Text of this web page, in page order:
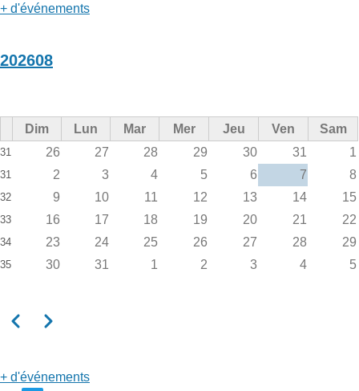
+ d'événements
202608
Dim Lun Mar Mer Jeu Ven Sam
31 26 27 28 29 30 31 1
31 2 3 4 5 6 7 8
32 9 10 11 12 13 14 15
33 16 17 18 19 20 21 22
34 23 24 25 26 27 28 29
35 30 31 1 2 3 4 5
PrécédentSuivant
+ d'événements